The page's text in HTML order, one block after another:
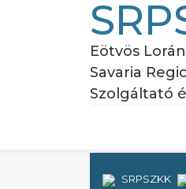
Eötvös
Savaria
Szolgáltató
SRPSZKK